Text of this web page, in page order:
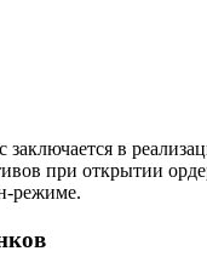
в
при открытии
режиме.